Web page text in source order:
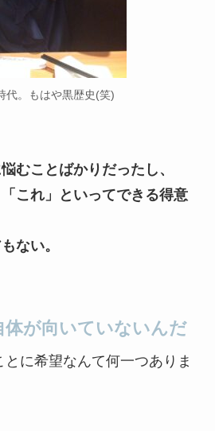
代。もはや黒歴史(笑)
むことばかりだったし、
これ」といってできる得意
ない。
体が向いていないんだ
とに希望なんて何一つありま